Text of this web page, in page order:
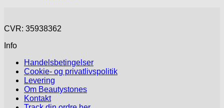
CVR: 35938362
Info
Handelsbetingelser
Cookie- og privatlivspolitik
Levering
Om Beautystones
Kontakt